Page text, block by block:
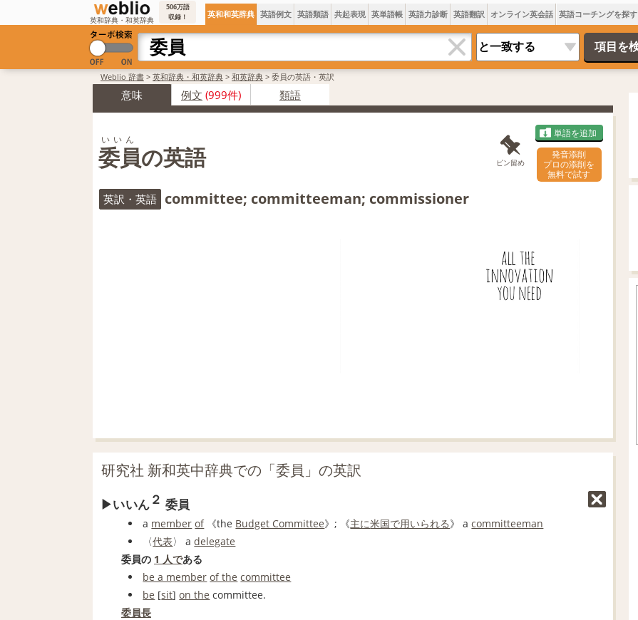
英和辞典・和英辞典
506万語
収録！
英和和英辞典 英語例文 英語類語 共起表現 英単語帳 英語力診断 英語翻訳 オンライン英会話 英語コーチングを探す
Weblio 辞書 > 英和辞典・和英辞典 > 和英辞典 > 委員の英語・英訳
意味 例文 (999件) 類語
委員の英語
いいん
ピン留め
単語を追加
発音添削
プロの添削を
無料で試す
英訳・英語 committee; committeeman; commissioner
研究社 新和英中辞典での「委員」の英訳
いいん２ 委員
a member of《the Budget Committee》; 《主に米国で用いられる》 acommitteeman
〈代表〉 adelegate
委員の 1 人である
be a member of the committee
be [sit]on the committee.
委員長